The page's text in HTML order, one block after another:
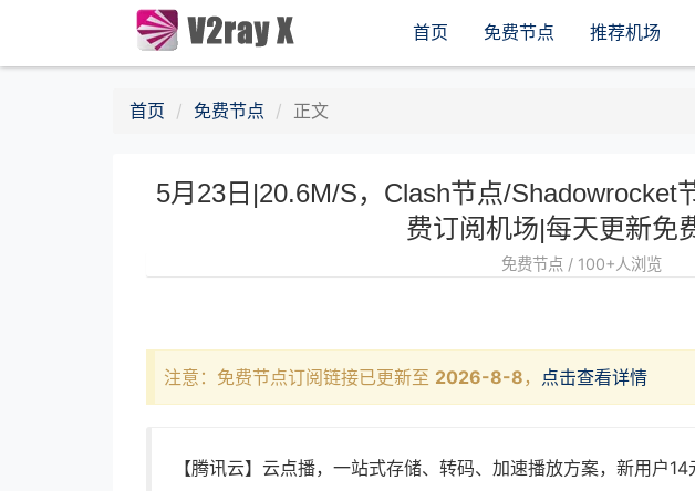
首页 免费节点 推荐机场
首页 免费节点 正文
5月23日|20.6M/S，Clash节点/Shadowrocket
费订阅机场|每天更新免
免费节点 / 100+人浏览
注意：免费节点订阅链接已更新至 2026-8-8 ， 点击查看详情
【腾讯云】云点播，一站式存储、转码、加速播放方案，新用户